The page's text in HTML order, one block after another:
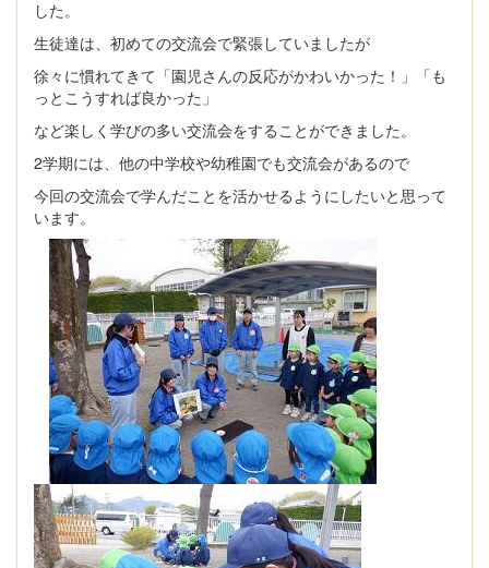
した。
生徒達は、初めての交流会で緊張していましたが
徐々に慣れてきて「園児さんの反応がかわいかった！」「も
っとこうすれば良かった」
など楽しく学びの多い交流会をすることができました。
2学期には、他の中学校や幼稚園でも交流会があるので
今回の交流会で学んだことを活かせるようにしたいと思って
います。